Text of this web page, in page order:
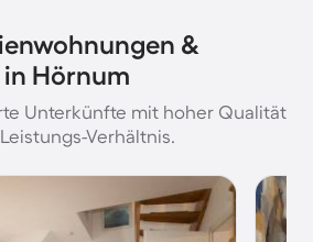
&
in Hörnum
Unterkünfte mit hoher Qualität
Verhältnis.